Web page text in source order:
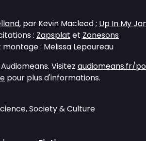
, par Kevin Macleod ; Up In My
: Zapsplat et Zonesons
: Melissa Lepoureau
Visitez audiomeans.fr/
pour plus d'informations.
Society & Culture